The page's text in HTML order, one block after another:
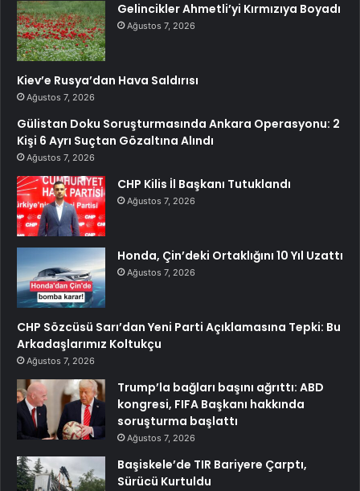
Gelincikler Ahmetli’yi Kırmızıya Boyadı
Ağustos 7, 2026
Kiev’e Rusya’dan Hava Saldırısı
Ağustos 7, 2026
Gülistan Doku Soruşturmasında Ankara Operasyonu: 2
Kişi 6 Ayrı Suçtan Gözaltına Alındı
Ağustos 7, 2026
CHP Kilis İl Başkanı Tutuklandı
Ağustos 7, 2026
Honda, Çin’deki Ortaklığını 10 Yıl Uzattı
Ağustos 7, 2026
CHP Sözcüsü Sarı’dan Yeni Parti Açıklamasına Tepki: Bu
Arkadaşlarımız Koltukçu
Ağustos 7, 2026
Trump’la bağları başını ağrıttı: ABD
kongresi, FIFA Başkanı hakkında
soruşturma başlattı
Ağustos 7, 2026
Başiskele’de TIR Bariyere Çarptı,
Sürücü Kurtuldu